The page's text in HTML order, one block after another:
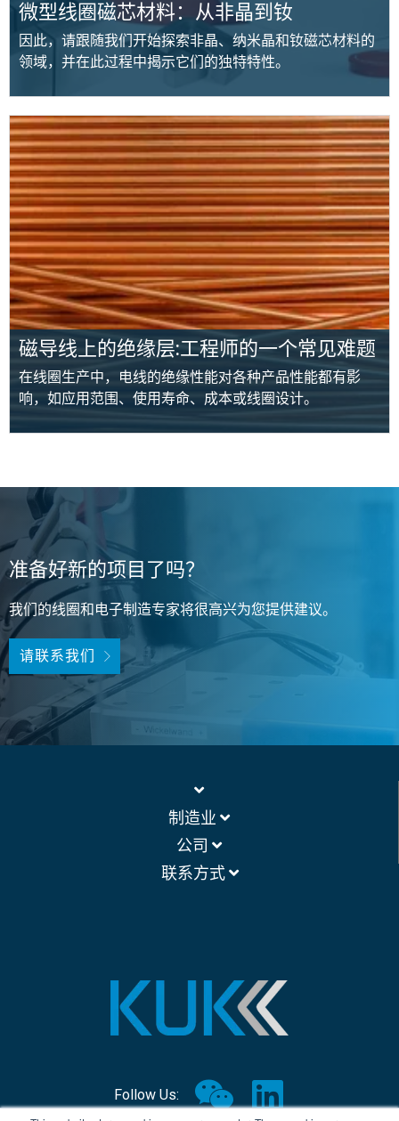
微型线圈磁芯材料：从非晶到钕
因此，请跟随我们开始探索非晶、纳米晶和钕磁芯材料的
领域，并在此过程中揭示它们的独特特性。
磁导线上的绝缘层:工程师的一个常见难题
在线圈生产中，电线的绝缘性能对各种产品性能都有影
响，如应用范围、使用寿命、成本或线圈设计。
准备好新的项目了吗？
我们的线圈和电子制造专家将很高兴为您提供建议。
请联系我们
制造业
公司
联系方式
Follow Us: